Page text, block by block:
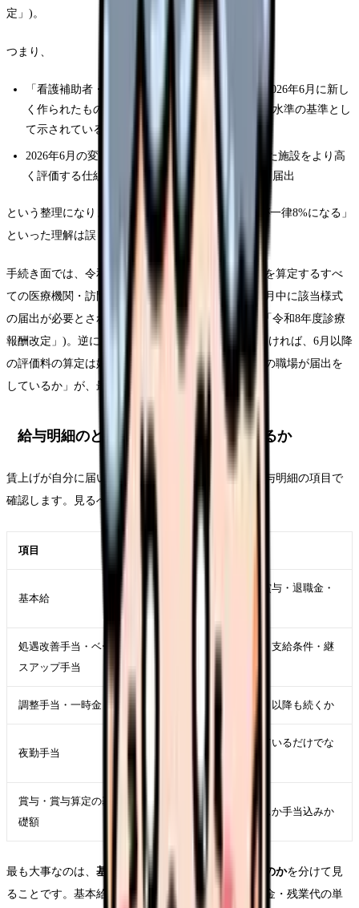
定」)。
つまり、
「看護補助者・事務職員は8%」という基準は、2026年6月に新し
く作られたものではなく、令和6年3月比の賃上げ水準の基準とし
て示されているもの
2026年6月の変更点は、継続的に賃上げをしてきた施設をより高
く評価する仕組みへの「見直し」と、それに伴う届出
という整理になります。「6月から看護師の賃上げが一律8%になる」
といった理解は誤りです。
手続き面では、令和8年6月からベースアップ評価料を算定するすべ
ての医療機関・訪問看護ステーションは、令和8年5月中に該当様式
の届出が必要とされています(Source: 日本看護協会「令和8年度診療
報酬改定」)。逆に言えば、勤務先が届出をしていなければ、6月以降
の評価料の算定は始まりません。だからこそ「自分の職場が届出を
しているか」が、最初の確認ポイントになります。
給与明細のどこを見れば、反映が分かるか
賃上げが自分に届いているかは、制度名ではなく給与明細の項目で
確認します。見るべきは次の5つです。
項目 見る理由
基本給
賃上げが土台に乗ったか。賞与・退職金・
処遇改善手当・ベー
スアップ手当
手当として別支給か。名称・支給条件・継
調整手当・一時金 一時的な扱いでないか。翌月以降も続くか
夜勤手当
夜勤回数が増えて高く見えているだけでな
賞与・賞与算定の基
礎額
年収に効くか。基本給ベースか手当込みか
最も大事なのは、 基本給に入ったのか、手当で出たのかを分けて見
ることです。基本給に組み込まれると、賞与・退職金・残業代の単